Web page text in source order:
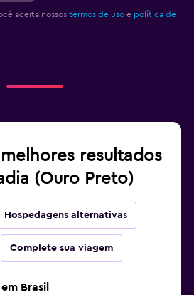
aceita nossos termos de uso e política de
resultados
(Ouro Preto)
Hospedagens alternativas
Complete sua viagem
Brasil